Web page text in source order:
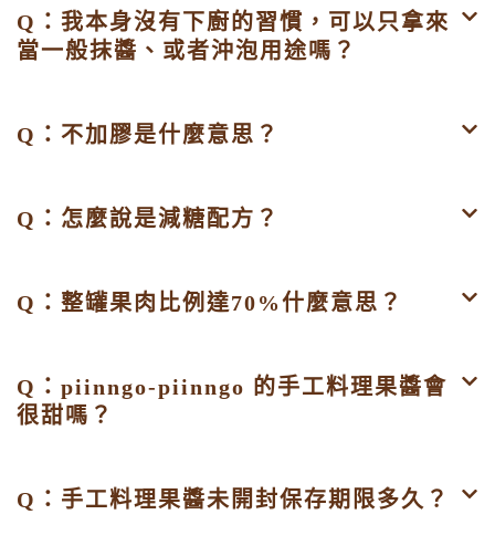
Q：我本身沒有下廚的習慣，可以只拿來
當一般抹醬、或者沖泡用途嗎？
Q：不加膠是什麼意思？
Q：怎麼說是減糖配方？
Q：整罐果肉比例達70%什麼意思？
Q：piinngo-piinngo 的手工料理果醬會
很甜嗎？
Q：手工料理果醬未開封保存期限多久？